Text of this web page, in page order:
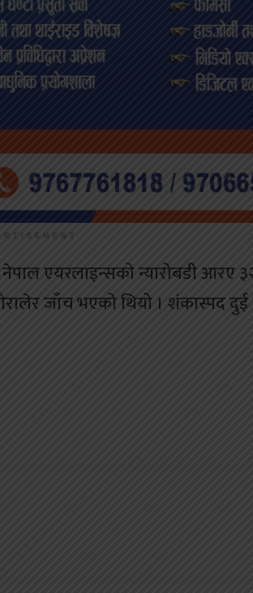
एयरलाइन्सको न्यारोबडी आरए
जाँच भएको थियो । शंकास्पद